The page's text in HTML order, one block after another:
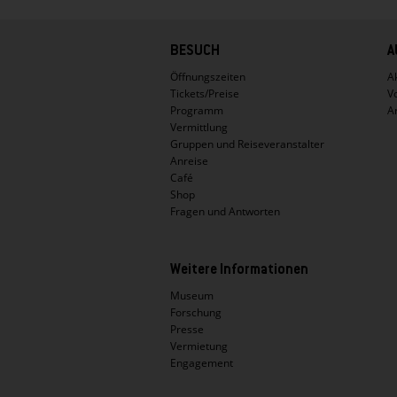
BESUCH
Öffnungszeiten
Tickets/Preise
Programm
Vermittlung
Gruppen und Reiseveranstalter
Anreise
Café
Shop
Fragen und Antworten
Weitere Informationen
Museum
Forschung
Presse
Vermietung
Engagement